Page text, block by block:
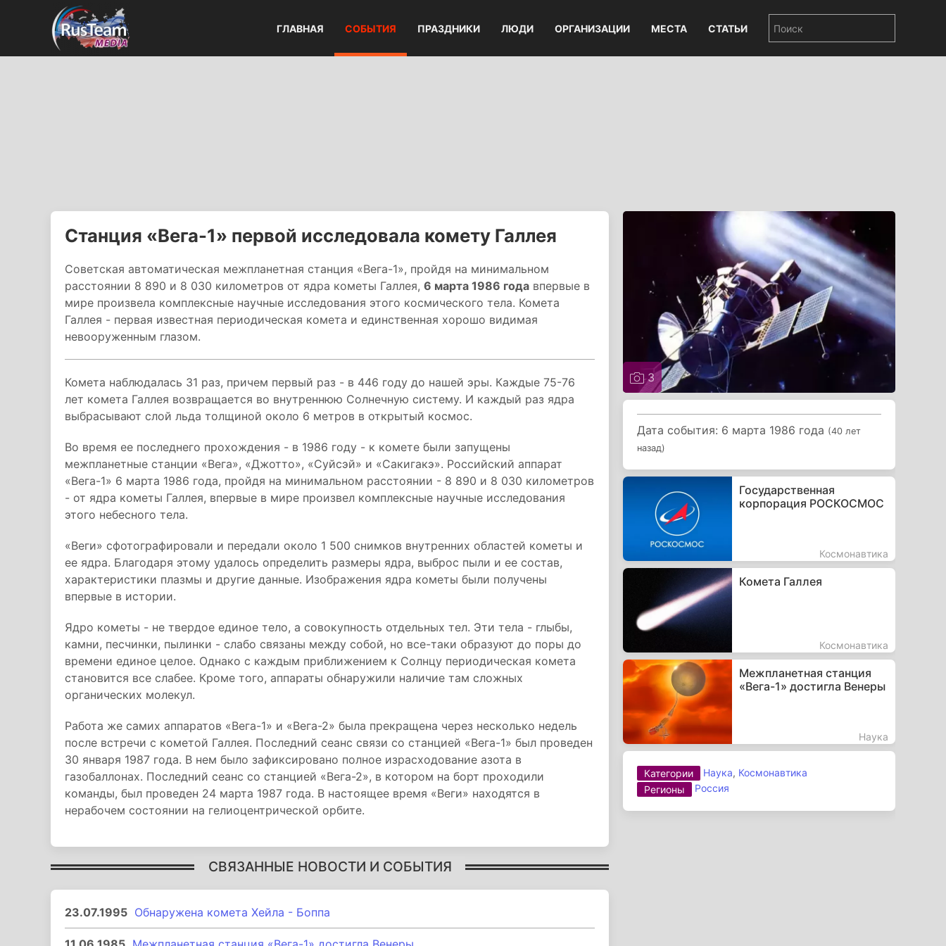
ГЛАВНАЯ СОБЫТИЯ ПРАЗДНИКИ ЛЮДИ ОРГАНИЗАЦИИ МЕСТА СТАТЬИ
Станция «Вега-1» первой исследовала комету Галлея
Советская автоматическая межпланетная станция «Вега-1», пройдя на минимальном
расстоянии 8 890 и 8 030 километров от ядра кометы Галлея, 6 марта 1986 года впервые в
мире произвела комплексные научные исследования этого космического тела. Комета
Галлея - первая известная периодическая комета и единственная хорошо видимая
невооруженным глазом.
Комета наблюдалась 31 раз, причем первый раз - в 446 году до нашей эры. Каждые 75-76
лет комета Галлея возвращается во внутреннюю Солнечную систему. И каждый раз ядра
выбрасывают слой льда толщиной около 6 метров в открытый космос.
Во время ее последнего прохождения - в 1986 году - к комете были запущены
межпланетные станции «Вега», «Джотто», «Суйсэй» и «Сакигакэ». Российский аппарат
«Вега-1» 6 марта 1986 года, пройдя на минимальном расстоянии - 8 890 и 8 030 километров
- от ядра кометы Галлея, впервые в мире произвел комплексные научные исследования
этого небесного тела.
«Веги» сфотографировали и передали около 1 500 снимков внутренних областей кометы и
ее ядра. Благодаря этому удалось определить размеры ядра, выброс пыли и ее состав,
характеристики плазмы и другие данные. Изображения ядра кометы были получены
впервые в истории.
Ядро кометы - не твердое единое тело, а совокупность отдельных тел. Эти тела - глыбы,
камни, песчинки, пылинки - слабо связаны между собой, но все-таки образуют до поры до
времени единое целое. Однако с каждым приближением к Солнцу периодическая комета
становится все слабее. Кроме того, аппараты обнаружили наличие там сложных
органических молекул.
Работа же самих аппаратов «Вега-1» и «Вега-2» была прекращена через несколько недель
после встречи с кометой Галлея. Последний сеанс связи со станцией «Вега-1» был проведен
30 января 1987 года. В нем было зафиксировано полное израсходование азота в
газобаллонах. Последний сеанс со станцией «Вега-2», в котором на борт проходили
команды, был проведен 24 марта 1987 года. В настоящее время «Веги» находятся в
нерабочем состоянии на гелиоцентрической орбите.
СВЯЗАННЫЕ НОВОСТИ И СОБЫТИЯ
23.07.1995 Обнаружена комета Хейла - Боппа
3
Дата события: 6 марта 1986 года (40 лет
назад)
Государственная
корпорация РОСКОСМОС
Космонавтика
Комета Галлея
Космонавтика
Межпланетная станция
«Вега-1» достигла Венеры
Наука
Категории Наука, Космонавтика
Регионы
Россия